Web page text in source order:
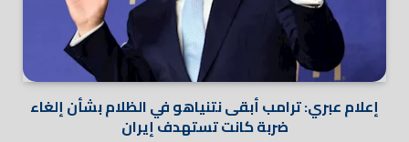
إعلام عبري: ترامب أبقى نتنياهو في الظلام بشأن إلغاء
ضربة كانت تستهدف إيران